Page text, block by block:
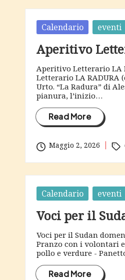
b
r
e
s
c
i
a
Posted
inCalendario eventi
Aperitivo
Aperitivo Letterario LA
Letterario LA RADURA
Urto. “La Radura” di
pianura, l’inizio…
Read More
Maggio 2, 2026
Tags:
Posted
inCalendario eventi
Voci per il
Voci per il Sudan
Pranzo con i volontari
pollo e verdure -
Read More